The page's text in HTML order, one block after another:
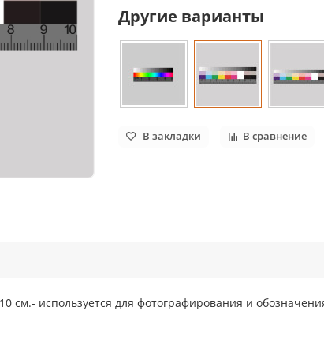
Другие варианты
В закладки В сравнение
см.- используется для фотографирования и